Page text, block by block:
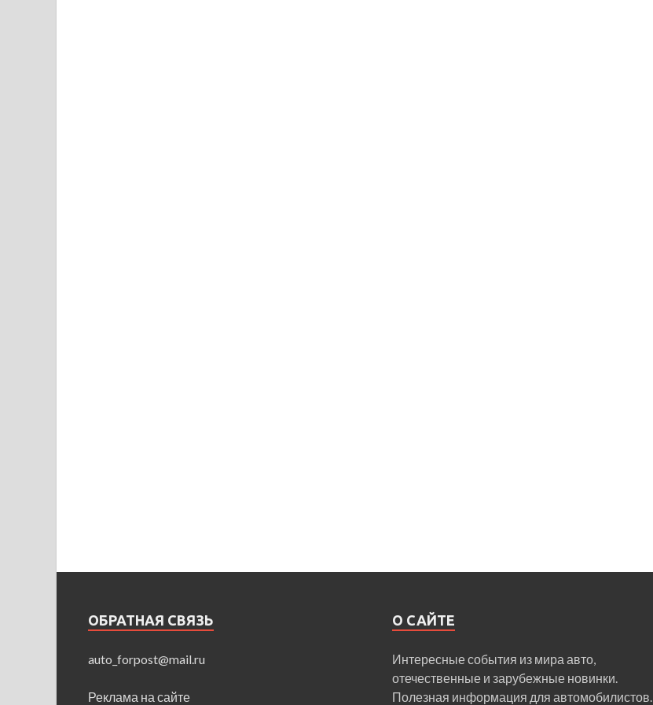
ОБРАТНАЯ СВЯЗЬ
auto_forpost@mail.ru
Реклама на сайте
О САЙТЕ
Интересные события из мира авто,
отечественные и зарубежные новинки.
Полезная информация для автомобилистов.